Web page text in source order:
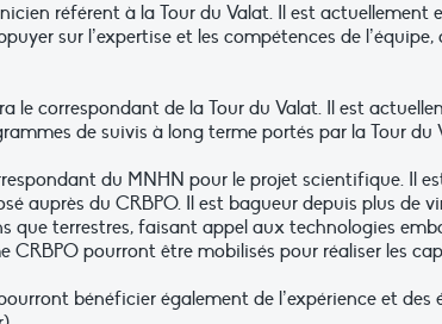
référent à la Tour du Valat. Il est
sur l’expertise et les compétences de
le correspondant de la Tour du Valat. Il est
de suivis à long terme portés par la Tour du
du MNHN pour le projet scientifique. Il
auprès du CRBPO. Il est bagueur depuis plus de
que terrestres, faisant appel aux technologies
CRBPO pourront être mobilisés pour réaliser les
bénéficier également de l’expérience et des